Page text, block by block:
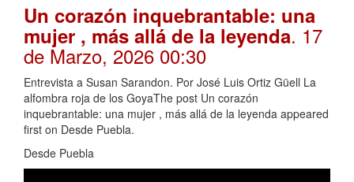
Un corazón inquebrantable: una
mujer , más allá de la leyenda. 17
de Marzo, 2026 00:30
Entrevista a Susan Sarandon. Por José Luis Ortiz Güell La
alfombra roja de los GoyaThe post Un corazón
inquebrantable: una mujer , más allá de la leyenda appeared
first on Desde Puebla.
Desde Puebla